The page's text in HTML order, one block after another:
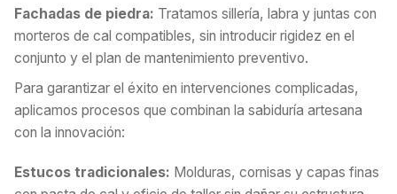
Fachadas de piedra: Tratamos sillería, labra y juntas con
morteros de cal compatibles, sin introducir rigidez en el
conjunto y el plan de mantenimiento preventivo.
Para garantizar el éxito en intervenciones complicadas,
aplicamos procesos que combinan la sabiduría artesana
con la innovación:
Estucos tradicionales: Molduras, cornisas y capas finas